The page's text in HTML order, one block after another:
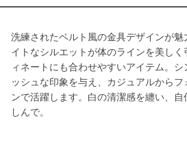
洗練されたベルト風の金具デザインが魅
イトなシルエットが体のラインを美し
ィネートにも合わせやすいアイテム。
ッシュな印象を与え、カジュアルから
ンで活躍します。白の清潔感を纏い、
しんで。